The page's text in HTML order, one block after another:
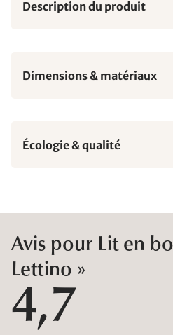
Description du produit
Dimensions & matériaux
Écologie & qualité
Avis pour Lit en
Lettino »
4,7